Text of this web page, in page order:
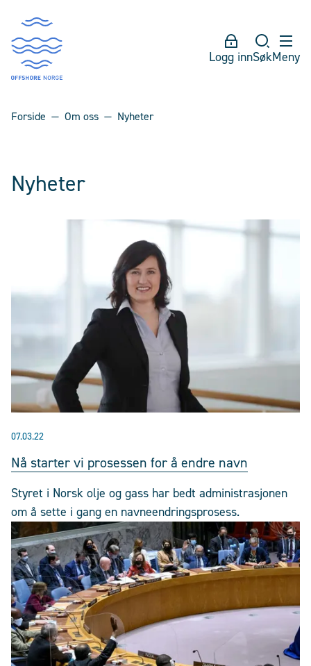
Logg innSøkMeny
Forside Om oss Nyheter
Nyheter
07.03.22
Nå starter vi prosessen for å endre navn
Styret i Norsk olje og gass har bedt administrasjonen
om å sette i gang en navneendringsprosess.